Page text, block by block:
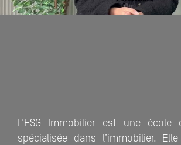
L’ESG Immobilier est une école
spécialisée dans l’immobilier.